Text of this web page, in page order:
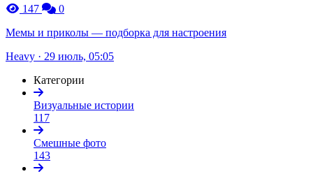
147
0
Мемы и приколы — подборка для настроения
Heavy · 29 июль, 05:05
Категории
Визуальные истории
117
Смешные фото
143